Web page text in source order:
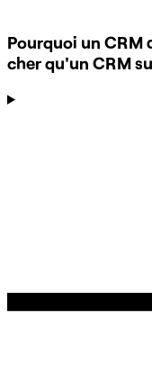
Pourquoi un CRM
cher qu'un CRM